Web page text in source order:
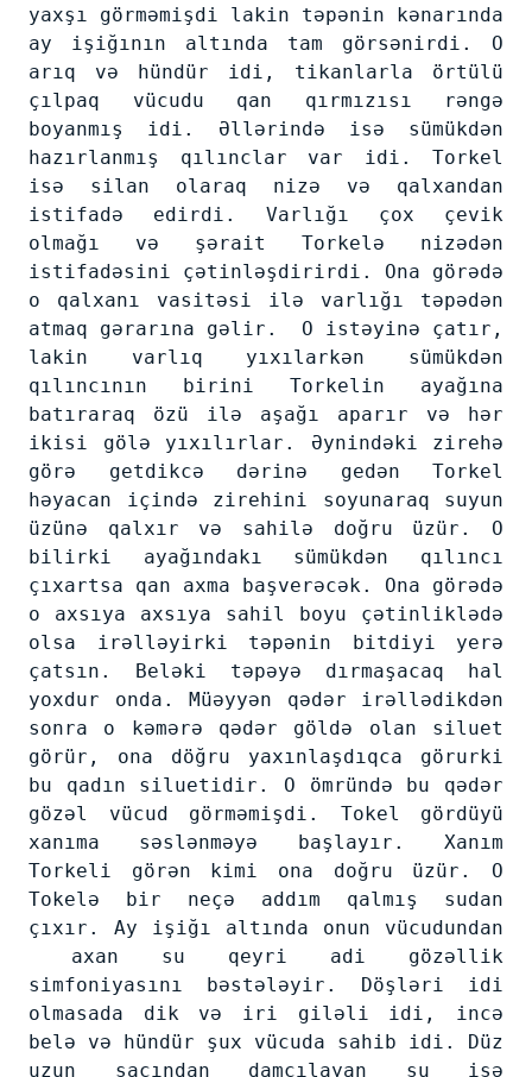
yaxşı görməmişdi lakin təpənin kənarında
ay işiğının altında tam görsənirdi. O
arıq və hündür idi, tikanlarla örtülü
çılpaq vücudu qan qırmızısı rəngə
boyanmış idi. Əllərində isə sümükdən
hazırlanmış qılınclar var idi. Torkel
isə silan olaraq nizə və qalxandan
istifadə edirdi. Varlığı çox çevik
olmağı və şərait Torkelə nizədən
istifadəsini çətinləşdirirdi. Ona görədə
o qalxanı vasitəsi ilə varlığı təpədən
atmaq gərarına gəlir. O istəyinə çatır,
lakin varlıq yıxılarkən sümükdən
qılıncının birini Torkelin ayağına
batıraraq özü ilə aşağı aparır və hər
ikisi gölə yıxılırlar. Əynindəki zirehə
görə getdikcə dərinə gedən Torkel
həyacan içində zirehini soyunaraq suyun
üzünə qalxır və sahilə doğru üzür. O
bilirki ayağındakı sümükdən qılıncı
çıxartsa qan axma başverəcək. Ona görədə
o axsıya axsıya sahil boyu çətinliklədə
olsa irəlləyirki təpənin bitdiyi yerə
çatsın. Beləki təpəyə dırmaşacaq hal
yoxdur onda. Müəyyən qədər irəllədikdən
sonra o kəmərə qədər göldə olan siluet
görür, ona döğru yaxınlaşdıqca görurki
bu qadın siluetidir. O ömründə bu qədər
gözəl vücud görməmişdi. Tokel gördüyü
xanıma səslənməyə başlayır. Xanım
Torkeli görən kimi ona doğru üzür. O
Tokelə bir neçə addım qalmış sudan
çıxır. Ay işiğı altında onun vücudundan
axan su qeyri adi gözəllik
simfoniyasını bəstələyir. Döşləri idi
olmasada dik və iri giləli idi, incə
belə və hündür şux vücuda sahib idi. Düz
uzun saçından damcılayan su isə